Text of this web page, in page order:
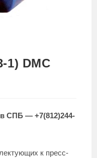
1) DMC
СПБ — +7(812)244-
к пресс-